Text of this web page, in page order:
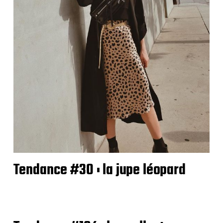
Tendance #30 : la jupe léopard